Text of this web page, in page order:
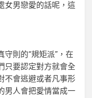
女男戀愛的話呢，這
則的“規矩派”，在
只要認定對方就會全
不會逃避或者凡事形
男人會把愛情當成一